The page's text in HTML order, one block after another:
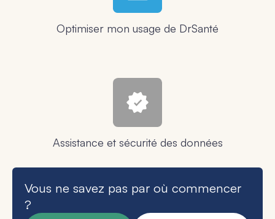
Optimiser mon usage de DrSanté
Assistance et sécurité des données
Vous ne savez pas par où commencer
?